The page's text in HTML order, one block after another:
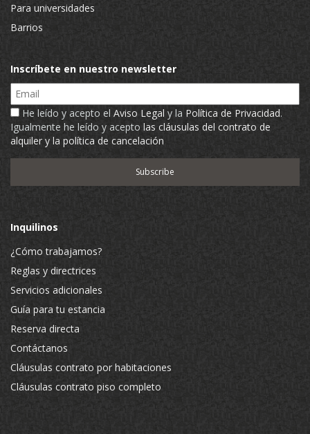
Para universidades
Barrios
Inscríbete en nuestro newsletter
Email
He leído y acepto el Aviso Legal y la Política de Privacidad.
Igualmente he leído y acepto las cláusulas del contrato de
alquiler y la política de cancelación
Inquilinos
¿Cómo trabajamos?
Reglas y directrices
Servicios adicionales
Guía para tu estancia
Reserva directa
Contáctanos
Cláusulas contrato por habitaciones
Cláusulas contrato piso completo